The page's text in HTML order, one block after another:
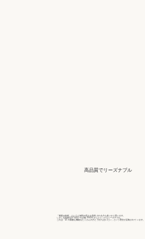
高品質でリーズナブル
「最新の技術」というと値段の高さを危惧 される方も多いかと思います。
しかし写真復活STUDIO では1枚 990円 からととってもリーズナブル。
これは「AI の素敵な機能をたくさんの方と 分かち合いたい」という理念が反映されて います。